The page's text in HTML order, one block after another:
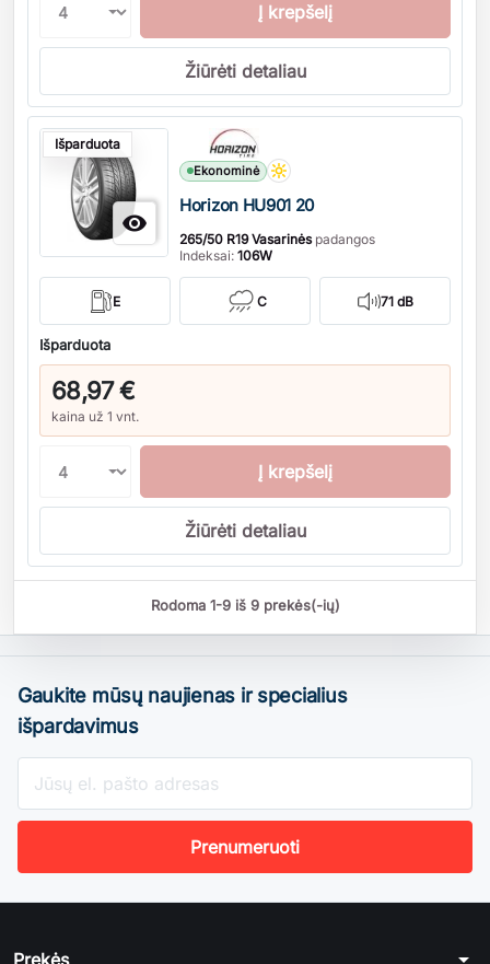
Į krepšelį
Žiūrėti detaliau
Išparduota

Ekonominė
Horizon HU901 20
265/50 R19 Vasarinėspadangos
Indeksai: 106W
E C 71 dB
Išparduota
68,97 €
kaina už 1 vnt.
Kiekis
Į krepšelį
Žiūrėti detaliau
Rodoma 1-9 iš 9 prekės(-ių)
Gaukite mūsų naujienas ir specialius
išpardavimus
Prekės